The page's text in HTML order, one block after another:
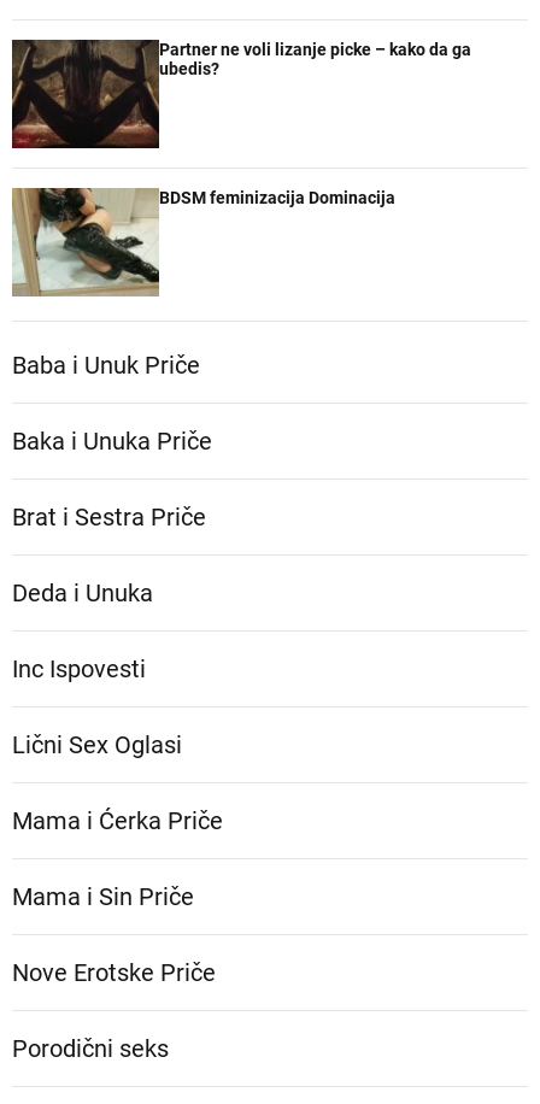
Partner ne voli lizanje picke – kako da ga
ubedis?
BDSM feminizacija Dominacija
Baba i Unuk Priče
Baka i Unuka Pričе
Brat i Sestra Priče
Deda i Unuka
Inc Ispovesti
Lični Sex Oglasi
Mama i Ćerka Priče
Mama i Sin Priče
Nove Erotske Priče
Porodični seks